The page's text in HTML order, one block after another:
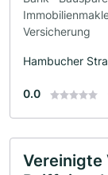
Versicherung
Hambucher
0.0
Vereinigte